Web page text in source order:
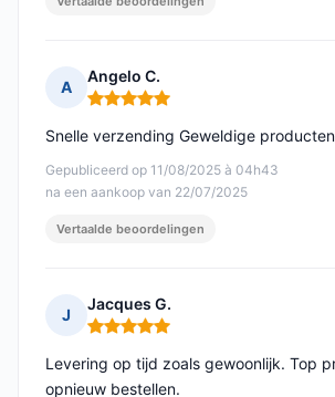
A
Angelo C.
Opmerking: 5 van 5
Gepubliceerd op 11/08/2025 à 04h43
na een aankoop van 22/07/2025
Snelle verzending Geweldige
Vertaalde beoordelingen
J
Jacques G.
Opmerking: 5 van 5
Levering op tijd zoals gewoonlijk. Top
opnieuw bestellen.